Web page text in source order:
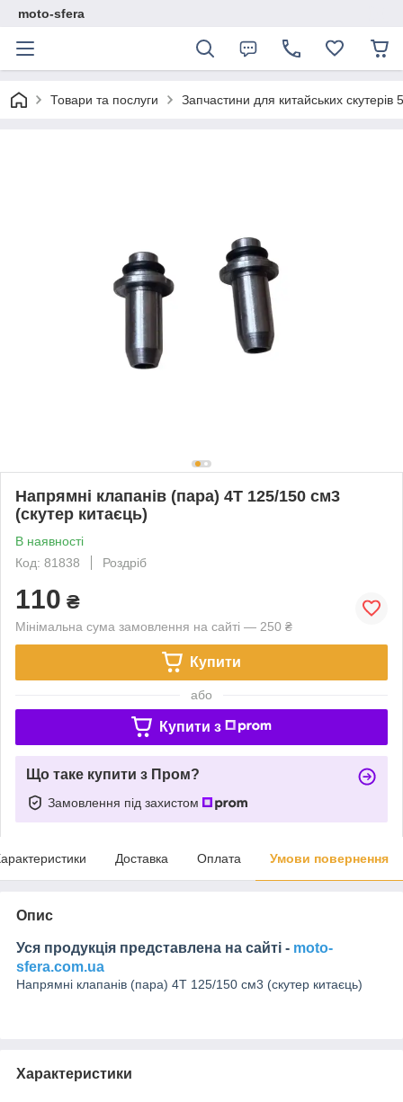
moto-sfera
Товари та послуги Запчастини для китайських
Напрямні клапанів (пара) 4T 125/150 см3
(скутер китаєць)
В наявності
Код: 81838
Роздріб
110 ₴
Мінімальна сума замовлення на сайті — 250 ₴
Купити
або
Купити з
Що таке купити з Пром?
Замовлення під захистом
Доставка Оплата Умови повернення
Опис
Уся продукція представлена на сайті - moto-
sfera.com.ua
Напрямні клапанів (пара) 4T 125/150 см3 (скутер китаєць)
Характеристики